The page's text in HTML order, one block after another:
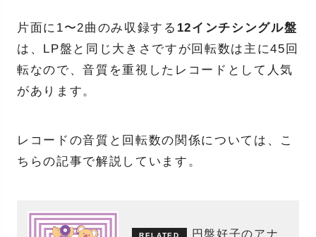
片面に1〜2曲のみ収録する 12インチシングル盤
は、LP盤と同じ大きさですが回転数は主に45回
転なので、音質を重視したレコードとして人気
があります。
レコードの音質と回転数の関係については、こ
ちらの記事で解説しています。
円盤好子のアナ